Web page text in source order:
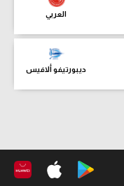
العربي
ديبورتيفو ألافيس